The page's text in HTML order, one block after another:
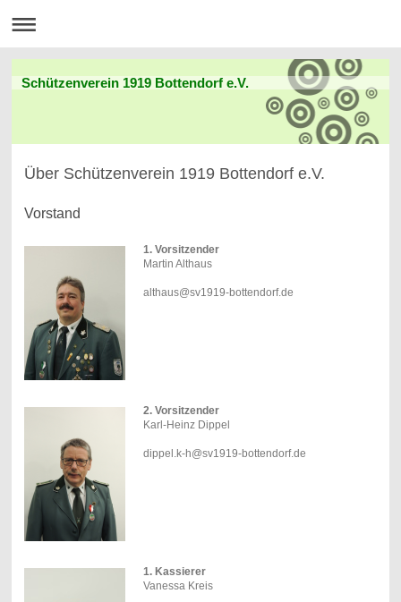
Schützenverein 1919 Bottendorf e.V.
Über Schützenverein 1919 Bottendorf e.V.
Vorstand
1. Vorsitzender
Martin Althaus
althaus@sv1919-bottendorf.de
2. Vorsitzender
Karl-Heinz Dippel
dippel.k-h@sv1919-bottendorf.de
1. Kassierer
Vanessa Kreis